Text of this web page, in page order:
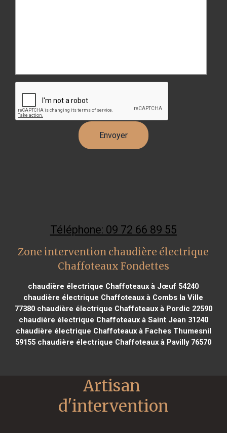
Téléphone: 09 72 66 89 55
Zone intervention chaudière électrique
Chaffoteaux Fondettes
chaudière électrique Chaffoteaux à Jœuf 54240
chaudière électrique Chaffoteaux à Combs la Ville
77380chaudière électrique Chaffoteaux à Pordic 22590
chaudière électrique Chaffoteaux à Saint Jean 31240
chaudière électrique Chaffoteaux à Faches Thumesnil
59155 chaudière électrique Chaffoteaux à Pavilly 76570
Artisan
d'intervention